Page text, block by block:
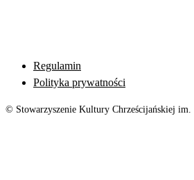
Regulamin
Polityka prywatności
© Stowarzyszenie Kultury Chrześcijańskiej